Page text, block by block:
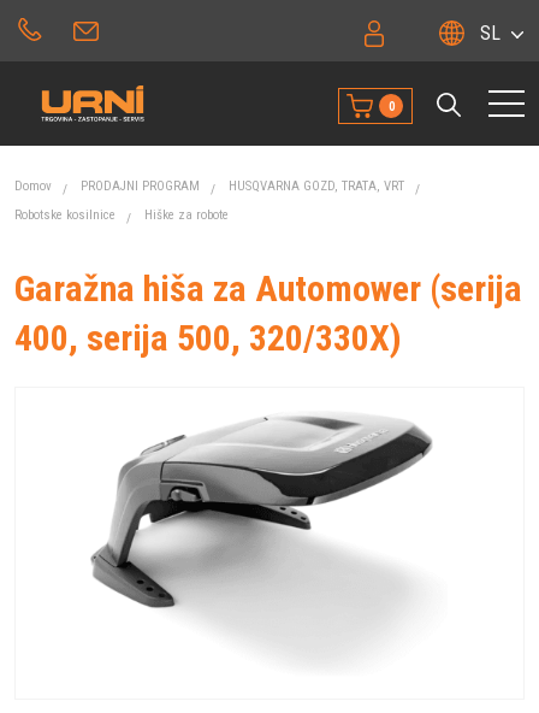
SL
0
Domov PRODAJNI PROGRAM
HUSQVARNA GOZD, TRATA, VRT
Robotske kosilnice
Hiške za robote
Garažna hiša za Automower (serija
400, serija 500, 320/330X)